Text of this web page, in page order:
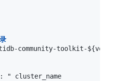
community-toolkit-
: " cluster_name